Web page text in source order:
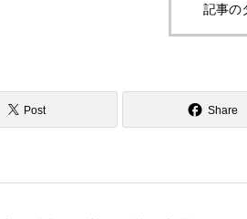
記事の
Post Share